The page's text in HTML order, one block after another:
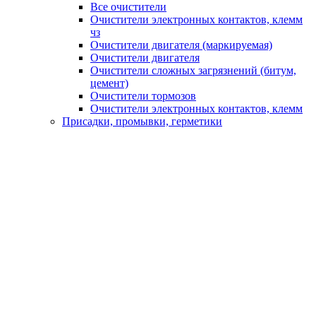
Все очистители
Очистители электронных контактов, клемм
чз
Очистители двигателя (маркируемая)
Очистители двигателя
Очистители сложных загрязнений (битум,
цемент)
Очистители тормозов
Очистители электронных контактов, клемм
Присадки, промывки, герметики